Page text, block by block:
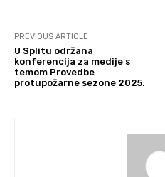
PREVIOUS ARTICLE
U Splitu održana
konferencija za medije s
temom Provedbe
protupožarne sezone 2025.